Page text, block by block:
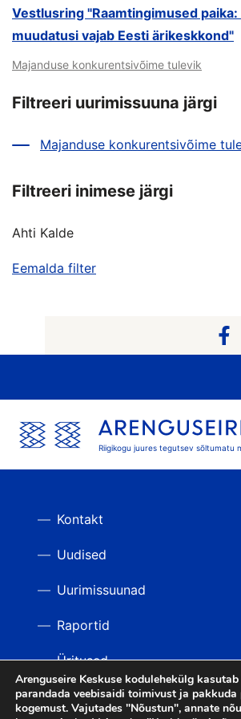
Vestlusring "Raamtingimused
muudatusi vajab Eesti ärikeskkond"
Majanduse konkurentsivõime tulevik
Filtreeri uurimissuuna järgi
Majanduse konkurentsivõime
Filtreeri inimese järgi
Ahti Kalde
Eemalda filter
Riigikogu juures tegutsev sõltumatu
Kontakt
Uudised
Uurimissuunad
Raportid
Üritused
Videod
Arenguseire Keskuse kodulehekülg
parandada veebisaidi toimivust ja pakkuda
kogemust. Vajutades "Nõustun", annate